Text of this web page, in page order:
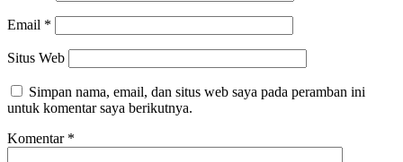
Email *
Situs Web
Simpan nama, email, dan situs web saya pada peramban ini
untuk komentar saya berikutnya.
Komentar *